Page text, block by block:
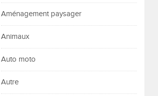
Aménagement paysager
Animaux
Auto moto
Autre